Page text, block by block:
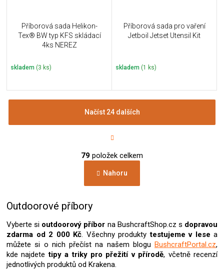
Příborová sada Helikon-
Tex® BW typ KFS skládací
4ks NEREZ
skladem (3 ks)
Příborová sada pro vaření
Jetboil Jetset Utensil Kit
skladem (1 ks)
v
á
d
p
r
v
k
y
v
Načíst 24 dalších
t
á
n
k
v
79 položek celkem
Nahoru
Outdoorové příbory
Vyberte si outdoorový příbor na BushcraftShop.cz s dopravou
zdarma od 2 000 Kč. Všechny produkty testujeme v lese a
můžete si o nich přečíst na našem blogu BushcraftPortal.cz,
kde najdetetipy a triky pro přežití v přírodě, včetně recenzí
jednotlivých produktů od Krakena.